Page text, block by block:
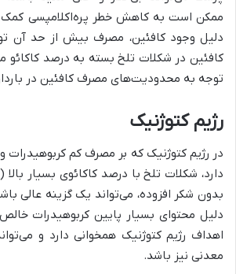
ممکن است به کاهش خطر پره‌اکلامپسی کمک
دلیل وجود کافئین، مصرف بیش از حد آن
کافئین در شکلات تلخ بسته به درصد کاکائو
توجه به محدودیت‌های مصرف کافئین در
رژیم کتوژنیک
در رژیم کتوژنیک که بر مصرف کم کربوهیدرات و
بدون شکر افزوده، می‌تواند یک گزینه عالی
دلیل محتوای بسیار پایین کربوهیدرات
اهداف رژیم کتوژنیک همخوانی دارد و
معدنی نیز باشد.